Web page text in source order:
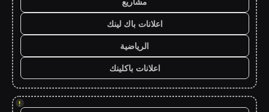
اعلانات باك لينك
الرياضية
اعلانات باكلينك
!